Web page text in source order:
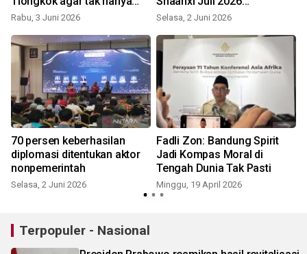
jadi pasar
Rabu, 3 Juni 2026
mendatang
Selasa, 2 Juni 2026
70 persen keberhasilan
diplomasi ditentukan aktor
nonpemerintah
Selasa, 2 Juni 2026
Fadli Zon: Bandung Spirit
Jadi Kompas Moral di
Tengah Dunia Tak Pasti
Minggu, 19 April 2026
Terpopuler - Nasional